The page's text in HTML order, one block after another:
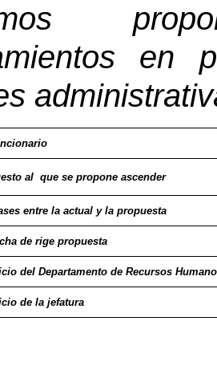
en
al que se propone ascender
entre la actual y la propuesta
de rige propuesta
del Departamento de Recursos
de la jefatura